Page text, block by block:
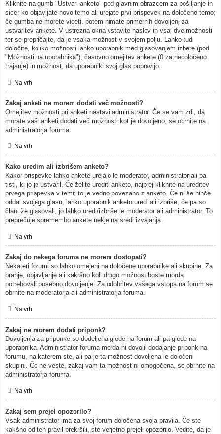
Kliknite na gumb "Ustvari anketo" pod glavnim obrazcem za pošiljanje in
sicer ko objavljate novo temo ali urejate prvi prispevek na določeno temo;
če gumba ne morete videti, potem nimate primernih dovoljenj za
ustvaritev ankete. V ustrezna okna vstavite naslov in vsaj dve možnosti
ter se prepričajte, da je vsaka možnost v svojem polju. Lahko tudi
določite, koliko možnosti lahko uporabnik med glasovanjem izbere (pod
"Možnosti na uporabnika"), časovno omejitev ankete (0 za nedoločeno
trajanje) in možnost, da uporabniki svoj glas popravijo.
Na vrh
Zakaj anketi ne morem dodati več možnosti?
Omejitev možnosti pri anketi nastavi administrator. Če se vam zdi, da
morate vaši anketi dodati več možnosti kot je dovoljeno, se obrnite na
administratorja foruma.
Na vrh
Kako uredim ali izbrišem anketo?
Kakor prispevke lahko ankete urejajo le moderator, administrator ali pa
tisti, ki jo je ustvaril. Če želite urediti anketo, najprej kliknite na ureditev
prvega prispevka v temi; to je vedno povezano z anketo. Če ni še nihče
oddal svojega glasu, lahko uporabnik anketo uredi ali izbriše, če pa so
člani že glasovali, jo lahko uredi/izbriše le moderator ali administrator. To
preprečuje spremembo ankete nekje na sredi izvajanja.
Na vrh
Zakaj do nekega foruma ne morem dostopati?
Nekateri forumi so lahko omejeni na določene uporabnike ali skupine. Za
branje, objavljanje ali kakršno koli drugo možnost boste morda
potrebovali posebno dovoljenje. Za odobritev vašega vstopa na forum se
obrnite na moderatorja ali administratorja foruma.
Na vrh
Zakaj ne morem dodati priponk?
Dovoljenja za priponke so dodeljena glede na forum ali pa glede na
uporabnika. Administrator foruma morda ni dovolil dodajanje priponk na
forumu, na katerem ste, ali pa je ta možnost dovoljena le določeni
skupini. Če ne veste, zakaj vam ta možnost ni omogočena, se obrnite na
administratorja foruma.
Na vrh
Zakaj sem prejel opozorilo?
Vsak administrator ima za svoj forum določena svoja pravila. Če ste
kakšno od teh pravil prekršili, ste verjetno prejeli opozorilo. Vedite, da je